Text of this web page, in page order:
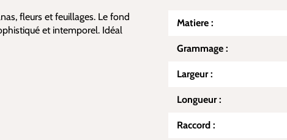
fleurs et feuillages. Le fond
et intemporel. Idéal
Matiere :
Grammage :
Largeur :
Longueur :
Raccord :